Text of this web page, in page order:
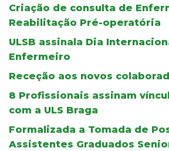
Criação de consulta de
Reabilitação Pré-operatória
ULSB assinala Dia
Enfermeiro
Receção aos novos
8 Profissionais assinam
com a ULS Braga
Formalizada a Tomada de
Assistentes Graduados